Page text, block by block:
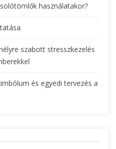
használatakor?
szabott stresszkezelés
és egyedi tervezés a